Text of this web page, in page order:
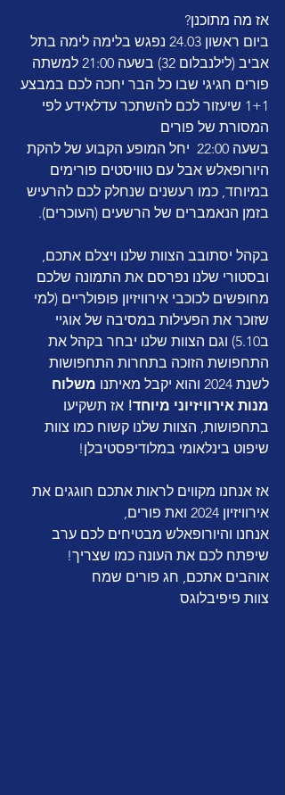
אז מה מתוכנן?
ביום ראשון 24.03 נפגש בלימה לימה בתל
אביב (לילנבלום 32) בשעה 21:00 למשתה
פורים חגיגי שבו כל הבר יחכה לכם במבצע
1+1 שיעזור לכם להשתכר עדלאידע לפי
המסורת של פורים
בשעה 22:00  יחל המופע הקבוע של להקת
היורופאלש אבל עם טוויסטים פורימים
במיוחד, כמו רעשנים שנחלק לכם להרעיש
בזמן הנאמברים של הרשעים (העוכרים).
בקהל יסתובב הצוות שלנו ויצלם אתכם,
ובסטורי שלנו נפרסם את התמונה שלכם
מחופשים לכוכבי אירוויזיון פופולריים (למי
שזוכר את הפעילות במסיבה של אוגיי
ב5.10) וגם הצוות שלנו יבחר בקהל את
התחפושת הזוכה בתחרות התחפושות
לשנת 2024 והוא יקבל מאיתנו
משלוח
מנות אירוויזיוני מיוחד! אז תשקיעו
בתחפושות, הצוות שלנו קשוח כמו צוות
שיפוט בינלאומי במלודיפסטיבלן!
אז אנחנו מקווים לראות אתכם חוגגים את
אירוויזיון 2024 ואת פורים,
אנחנו והיורופאלש מבטיחים לכם ערב
שיפתח לכם את העונה כמו שצריך!
אוהבים אתכם, חג פורים שמח
צוות פיפיבלוגס